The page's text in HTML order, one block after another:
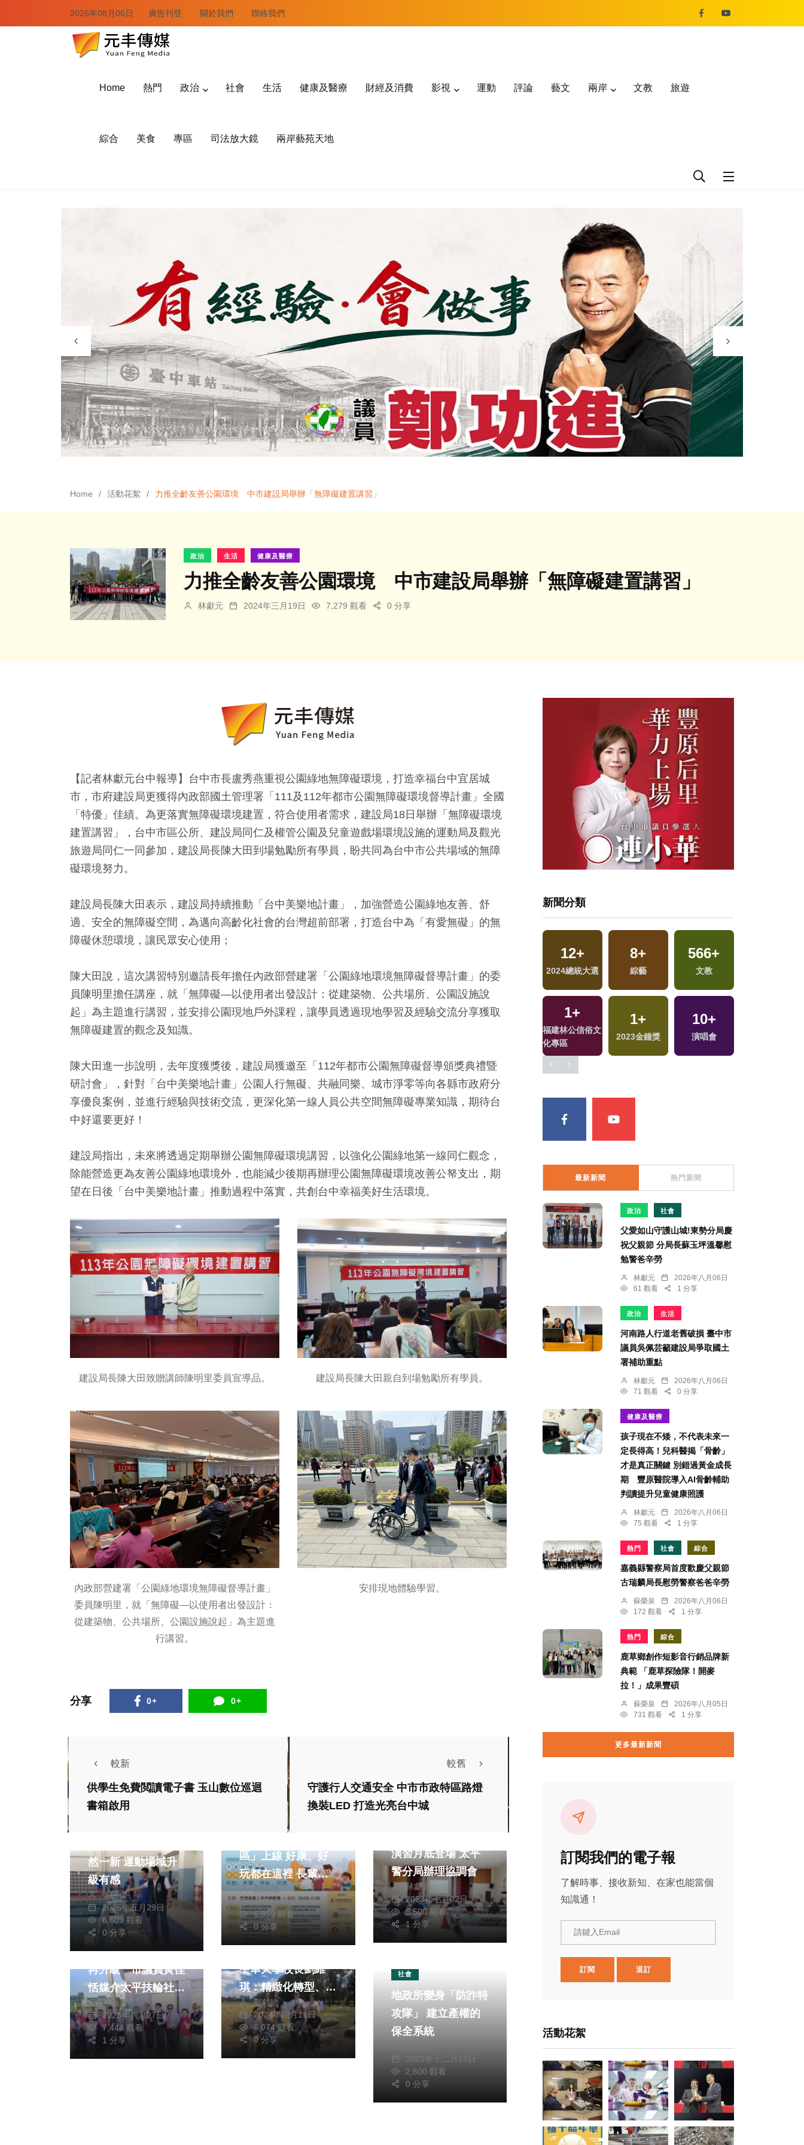
2026年08月06日 廣告刊登 關於我們 聯絡我們
Home 熱門 政治 社會 生活 健康及醫療 財經及消費 影視 運動 評論 藝文 兩岸 文教 旅遊
綜合 美食 專區 司法放大鏡 兩岸藝苑天地
Home 活動花絮 力推全齡友善公園環境 中市建設局舉辦「無障礙建置講習」
政治 生活 健康及醫療
力推全齡友善公園環境 中市建設局舉辦「無障礙建置講習」
林獻元 2024年三月19日 7,279 觀看 0 分享
【記者林獻元台中報導】台中市長盧秀燕重視公園綠地無障礙環境，打造幸福台中宜居城
市，市府建設局更獲得內政部國土管理署「111及112年都市公園無障礙環境督導計畫」全國
「特優」佳績。為更落實無障礙環境建置，符合使用者需求，建設局18日舉辦「無障礙環境
建置講習」，台中市區公所、建設局同仁及權管公園及兒童遊戲場環境設施的運動局及觀光
旅遊局同仁一同參加，建設局長陳大田到場勉勵所有學員，盼共同為台中市公共場域的無障
礙環境努力。
建設局長陳大田表示，建設局持續推動「台中美樂地計畫」，加強營造公園綠地友善、舒
適、安全的無障礙空間，為邁向高齡化社會的台灣超前部署，打造台中為「有愛無礙」的無
障礙休憩環境，讓民眾安心使用；
陳大田說，這次講習特別邀請長年擔任內政部營建署「公園綠地環境無障礙督導計畫」的委
員陳明里擔任講座，就「無障礙—以使用者出發設計：從建築物、公共場所、公園設施說
起」為主題進行講習，並安排公園現地戶外課程，讓學員透過現地學習及經驗交流分享獲取
無障礙建置的觀念及知識。
陳大田進一步說明，去年度獲獎後，建設局獲邀至「112年都市公園無障礙督導頒獎典禮暨
研討會」，針對「台中美樂地計畫」公園人行無礙、共融同樂、城市淨零等向各縣市政府分
享優良案例，並進行經驗與技術交流，更深化第一線人員公共空間無障礙專業知識，期待台
中好還要更好！
建設局指出，未來將透過定期舉辦公園無障礙環境講習，以強化公園綠地第一線同仁觀念，
除能營造更為友善公園綠地環境外，也能減少後期再辦理公園無障礙環境改善公帑支出，期
望在日後「台中美樂地計畫」推動過程中落實，共創台中幸福美好生活環境。
建設局長陳大田致贈講師陳明里委員宣導品。 建設局長陳大田親自到場勉勵所有學員。
內政部營建署「公園綠地環境無障礙督導計畫」
委員陳明里，就「無障礙—以使用者出發設計：
從建築物、公共場所、公園設施說起」為主題進
行講習。
安排現地體驗學習。
分享 0+ 0+
較新
供學生免費閲讀電子書 玉山數位巡迴
書箱啟用
較舊
守護行人交通安全 中市市政特區路燈
換裝LED 打造光亮台中城
社會 生活
然一新 運動場域升
級有感
張皓傑
2025年五月29日
6,609 觀看
0 分享
區」上線 好康、好
玩都在這裡 長輩趕
快看過來！
鄭銘德
2024年十月04日
6,859 觀看
0 分享
演習月底登場 太平
警分局辦理協調會
林獻元
2023年七月02日
6,500 觀看
1 分享
生活
馬卡龍公園安全防護
再升級 市議員黃佳
恬媒介太平扶輪社捐
贈AED急救設備
林獻元
2023年八月27日
7,444 觀看
1 分享
文教
中華大學校長劉維
琪：精緻化轉型、抓
緊產業趨勢
鄭銘德
2024年四月11日
6,074 觀看
0 分享
社會
地政所變身「防詐特
攻隊」 建立產權的
保全系統
2025年十二月15日
2,600 觀看
0 分享
新聞分類
旅遊 運動
213+
藝文
580+
綜合
3+
流專區
海峽論壇專區 社會 健康及醫療
60+ 306+
12+
2024總統大選
8+
綜藝
566+
文教
1+
福建林公信俗文
化專區
1+
2023金鐘獎
10+
演唱會
最新新聞 熱門新聞
政治 社會
父愛如山守護山城!東勢分局慶
祝父親節 分局長蘇玉坪溫馨慰
勉警爸辛勞
林獻元
2026年八月06日
61 觀看
1 分享
政治 生活
河南路人行道老舊破損 臺中市
議員吳佩芸籲建設局爭取國土
署補助重點
林獻元
2026年八月06日
71 觀看
0 分享
健康及醫療
孩子現在不矮，不代表未來一
定長得高！兒科醫揭「骨齡」
才是真正關鍵 別錯過黃金成長
期 豐原醫院導入AI骨齡輔助
判讀提升兒童健康照護
林獻元
2026年八月06日
75 觀看
1 分享
熱門 社會 綜合
嘉義縣警察局首度歡慶父親節
古瑞麟局長慰勞警察爸爸辛勞
蘇榮泉
2026年八月06日
172 觀看
1 分享
熱門 綜合
鹿草鄉創作短影音行銷品牌新
典範 「鹿草探險隊！開麥
拉！」成果豐碩
蘇榮泉
2026年八月05日
731 觀看
1 分享
更多最新新聞
訂閱我們的電子報
了解時事、接收新知、在家也能當個
知識通！
請鍵入Email
訂閱 退訂
活動花絮